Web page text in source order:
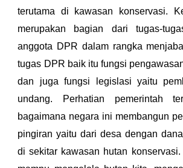
terutama di kawasan konservasi.
merupakan bagian dari tugas-
anggota DPR dalam rangka
tugas DPR baik itu fungsi
dan juga fungsi legislasi yaitu
undang. Perhatian pemerintah
bagaimana negara ini membangun
pingiran yaitu dari desa dengan
di sekitar kawasan hutan konservasi.